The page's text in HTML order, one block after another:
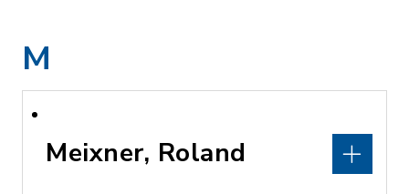
M
Meixner, Roland